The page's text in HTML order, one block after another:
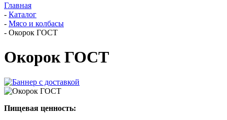
Главная
- Каталог
- Мясо и колбасы
- Окорок ГОСТ
Окорок ГОСТ
Пищевая ценность: